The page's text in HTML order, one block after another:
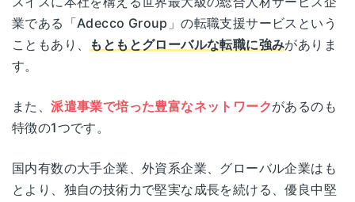
業である「Adecco Group」の転職支援サービスという
こともあり、
もともとグローバルな転職に強みがありま
す。
また、派遣事業で培った豊富なネットワークがあるのも
特徴の1つです。
国内有数の大手企業、外資系企業、グローバル企業はも
とより、独自の技術力で堅実な成長を続ける、優良中堅